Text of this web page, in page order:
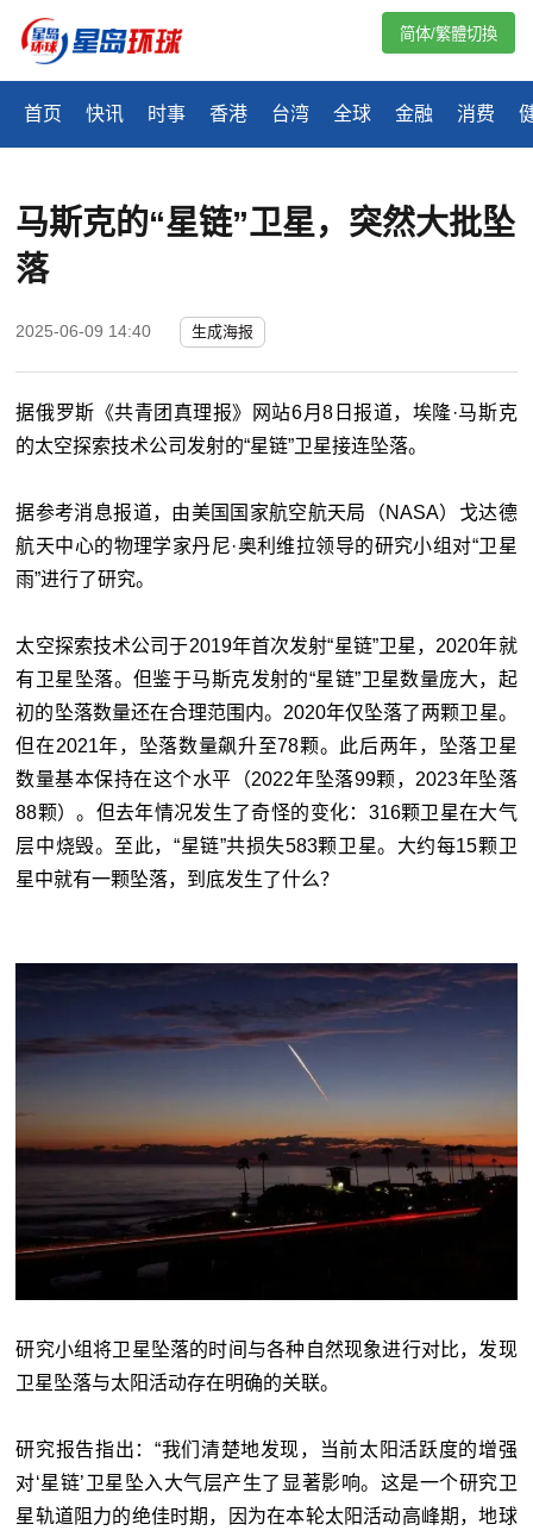
首页 快讯 时事 香港 台湾 全球 金融 消费
简体/繁體切換
马斯克的“星链”卫星，突然大批坠
落
2025-06-09 14:40 生成海报
据俄罗斯《共青团真理报》网站6月8日报道，埃隆·马斯克
的太空探索技术公司发射的“星链”卫星接连坠落。
据参考消息报道，由美国国家航空航天局（NASA）戈达德
航天中心的物理学家丹尼·奥利维拉领导的研究小组对“卫星
雨”进行了研究。
太空探索技术公司于2019年首次发射“星链”卫星，2020年就
有卫星坠落。但鉴于马斯克发射的“星链”卫星数量庞大，起
初的坠落数量还在合理范围内。2020年仅坠落了两颗卫星。
但在2021年，坠落数量飙升至78颗。此后两年，坠落卫星
数量基本保持在这个水平（2022年坠落99颗，2023年坠落
88颗）。但去年情况发生了奇怪的变化：316颗卫星在大气
层中烧毁。至此，“星链”共损失583颗卫星。大约每15颗卫
星中就有一颗坠落，到底发生了什么？
研究小组将卫星坠落的时间与各种自然现象进行对比，发现
卫星坠落与太阳活动存在明确的关联。
研究报告指出：“我们清楚地发现，当前太阳活跃度的增强
对‘星链’卫星坠入大气层产生了显著影响。这是一个研究卫
星轨道阻力的绝佳时期，因为在本轮太阳活动高峰期，地球